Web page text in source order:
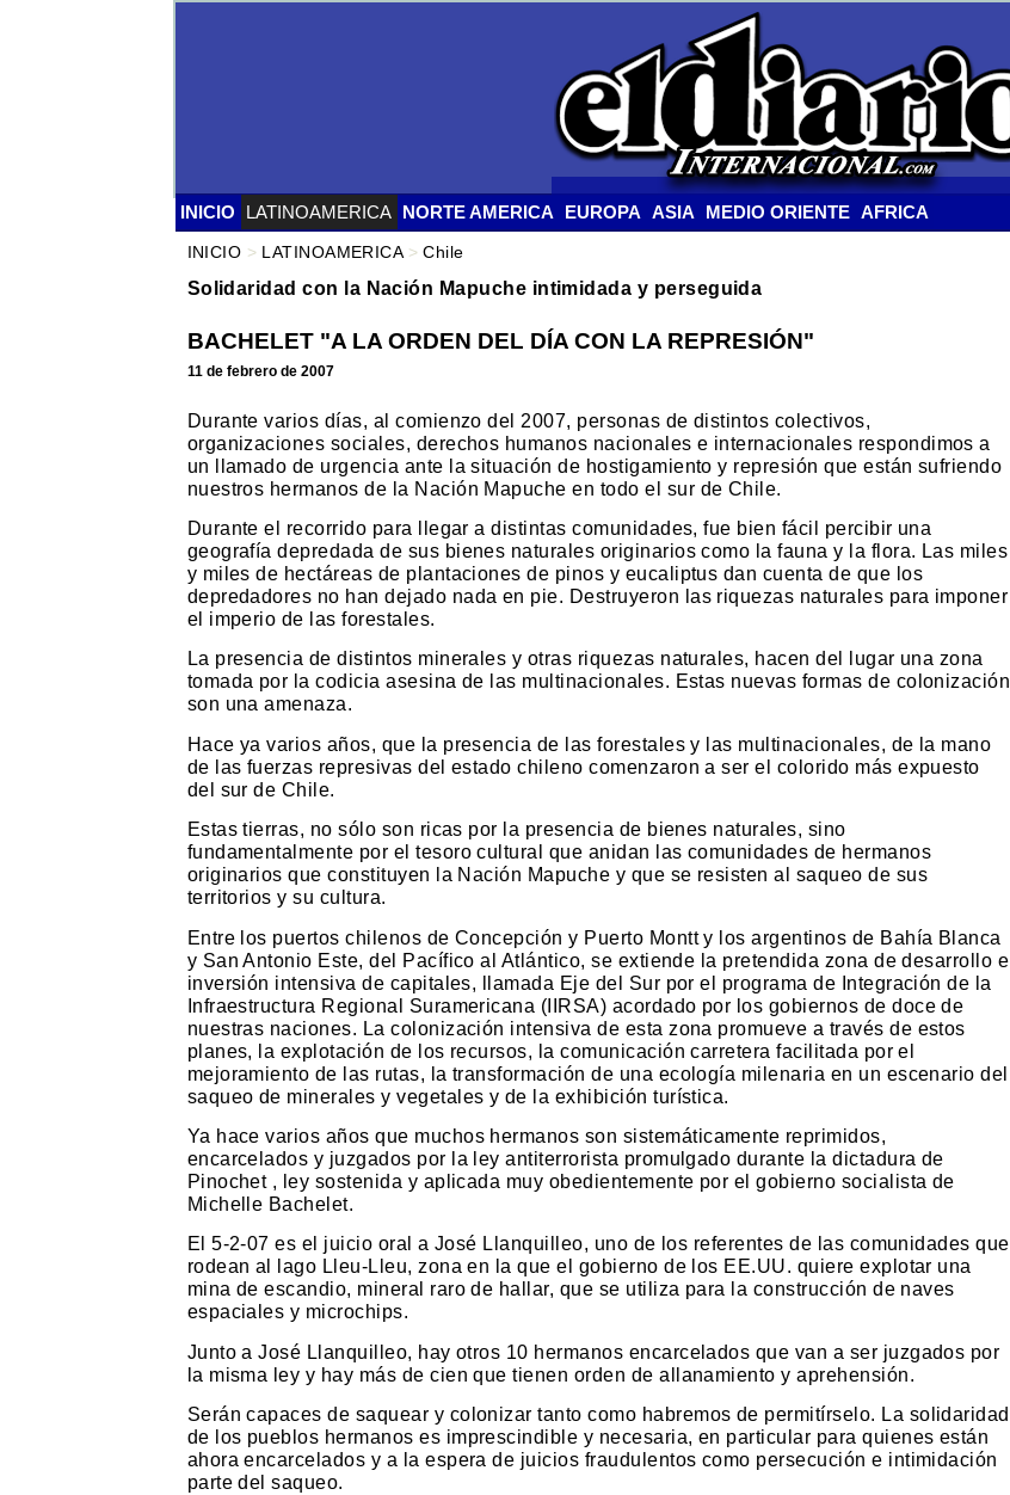
INICIO LATINOAMERICA NORTE AMERICA EUROPA ASIA MEDIO ORIENTE AFRICA
INICIO > LATINOAMERICA>Chile
Solidaridad con la Nación Mapuche intimidada y perseguida
BACHELET "A LA ORDEN DEL DÍA CON LA REPRESIÓN"
11 de febrero de 2007
Durante varios días, al comienzo del 2007, personas de distintos colectivos,
organizaciones sociales, derechos humanos nacionales e internacionales respondimos a
un llamado de urgencia ante la situación de hostigamiento y represión que están sufriendo
nuestros hermanos de la Nación Mapuche en todo el sur de Chile.
Durante el recorrido para llegar a distintas comunidades, fue bien fácil percibir una
geografía depredada de sus bienes naturales originarios como la fauna y la flora. Las miles
y miles de hectáreas de plantaciones de pinos y eucaliptus dan cuenta de que los
depredadores no han dejado nada en pie. Destruyeron las riquezas naturales para imponer
el imperio de las forestales.
La presencia de distintos minerales y otras riquezas naturales, hacen del lugar una zona
tomada por la codicia asesina de las multinacionales. Estas nuevas formas de colonización
son una amenaza.
Hace ya varios años, que la presencia de las forestales y las multinacionales, de la mano
de las fuerzas represivas del estado chileno comenzaron a ser el colorido más expuesto
del sur de Chile.
Estas tierras, no sólo son ricas por la presencia de bienes naturales, sino
fundamentalmente por el tesoro cultural que anidan las comunidades de hermanos
originarios que constituyen la Nación Mapuche y que se resisten al saqueo de sus
territorios y su cultura.
Entre los puertos chilenos de Concepción y Puerto Montt y los argentinos de Bahía Blanca
y San Antonio Este, del Pacífico al Atlántico, se extiende la pretendida zona de desarrollo e
inversión intensiva de capitales, llamada Eje del Sur por el programa de Integración de la
Infraestructura Regional Suramericana (IIRSA) acordado por los gobiernos de doce de
nuestras naciones. La colonización intensiva de esta zona promueve a través de estos
planes, la explotación de los recursos, la comunicación carretera facilitada por el
mejoramiento de las rutas, la transformación de una ecología milenaria en un escenario del
saqueo de minerales y vegetales y de la exhibición turística.
Ya hace varios años que muchos hermanos son sistemáticamente reprimidos,
encarcelados y juzgados por la ley antiterrorista promulgado durante la dictadura de
Pinochet , ley sostenida y aplicada muy obedientemente por el gobierno socialista de
Michelle Bachelet.
El 5-2-07 es el juicio oral a José Llanquilleo, uno de los referentes de las comunidades que
rodean al lago Lleu-Lleu, zona en la que el gobierno de los EE.UU. quiere explotar una
mina de escandio, mineral raro de hallar, que se utiliza para la construcción de naves
espaciales y microchips.
Junto a José Llanquilleo, hay otros 10 hermanos encarcelados que van a ser juzgados por
la misma ley y hay más de cien que tienen orden de allanamiento y aprehensión.
Serán capaces de saquear y colonizar tanto como habremos de permitírselo. La solidaridad
de los pueblos hermanos es imprescindible y necesaria, en particular para quienes están
ahora encarcelados y a la espera de juicios fraudulentos como persecución e intimidación
parte del saqueo.